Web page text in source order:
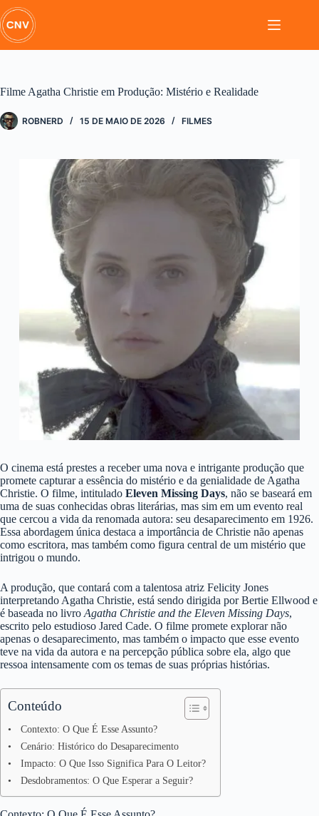
Pular
para
o
conteúdo
Filme Agatha Christie em Produção: Mistério e Realidade
ROBNERD 15 DE MAIO DE 2026 FILMES
O cinema está prestes a receber uma nova e intrigante produção que
promete capturar a essência do mistério e da genialidade de Agatha
Christie. O filme, intitulado Eleven Missing Days, não se baseará em
uma de suas conhecidas obras literárias, mas sim em um evento real
que cercou a vida da renomada autora: seu desaparecimento em 1926.
Essa abordagem única destaca a importância de Christie não apenas
como escritora, mas também como figura central de um mistério que
intrigou o mundo.
A produção, que contará com a talentosa atriz Felicity Jones
interpretando Agatha Christie, está sendo dirigida por Bertie Ellwood e
é baseada no livro Agatha Christie and the Eleven Missing Days,
escrito pelo estudioso Jared Cade. O filme promete explorar não
apenas o desaparecimento, mas também o impacto que esse evento
teve na vida da autora e na percepção pública sobre ela, algo que
ressoa intensamente com os temas de suas próprias histórias.
Conteúdo
Contexto: O Que É Esse Assunto?
Cenário: Histórico do Desaparecimento
Impacto: O Que Isso Significa Para O Leitor?
Desdobramentos: O Que Esperar a Seguir?